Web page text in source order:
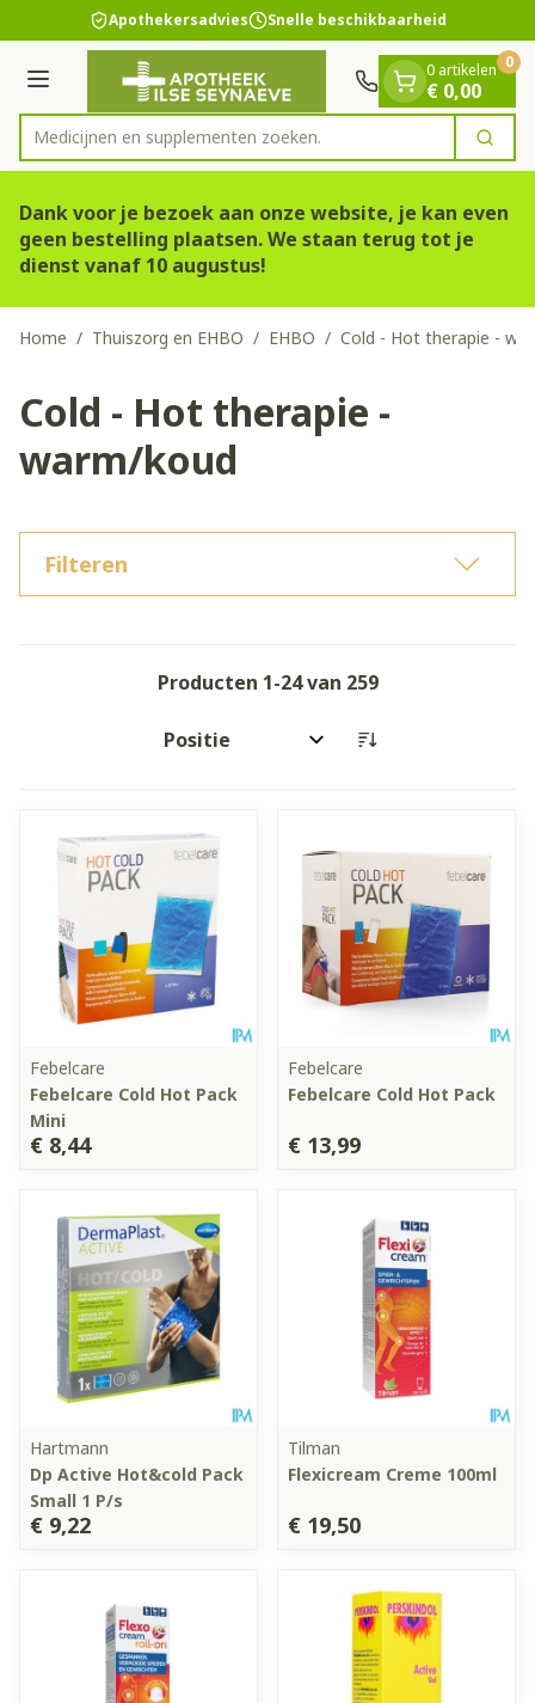
Ga naar de inhoud
1 van 1 Apothekersadvies Snelle beschikbaarheid
Menu
Product, merk, categorie...
Medicijnen en supp Zoek
0 artikelen
€ 0,00
0
Dank voor je bezoek aan onze website, je kan even
geen bestelling plaatsen. We staan terug tot je
dienst vanaf 10 augustus!
Home / Thuiszorg en EHBO / EHBO / Cold - Hot therapie -
Cold - Hot therapie -
warm/koud
Filteren
Producten 1-24van 259
Sorteer op:
Febelcare
Febelcare Cold Hot Pack
Mini
€ 8,44
Febelcare
Febelcare Cold Hot Pack
€ 13,99
Hartmann
Dp Active Hot&cold Pack
Small 1 P/s
€ 9,22
Tilman
Flexicream Creme 100ml
€ 19,50